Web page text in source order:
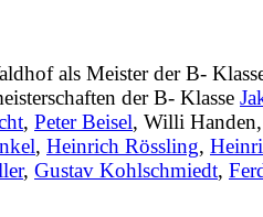
als Meister der B-
der B- Klasse
, Peter Beisel, Willi Handen
, Heinrich Rössling,
, Gustav Kohlschmiedt,